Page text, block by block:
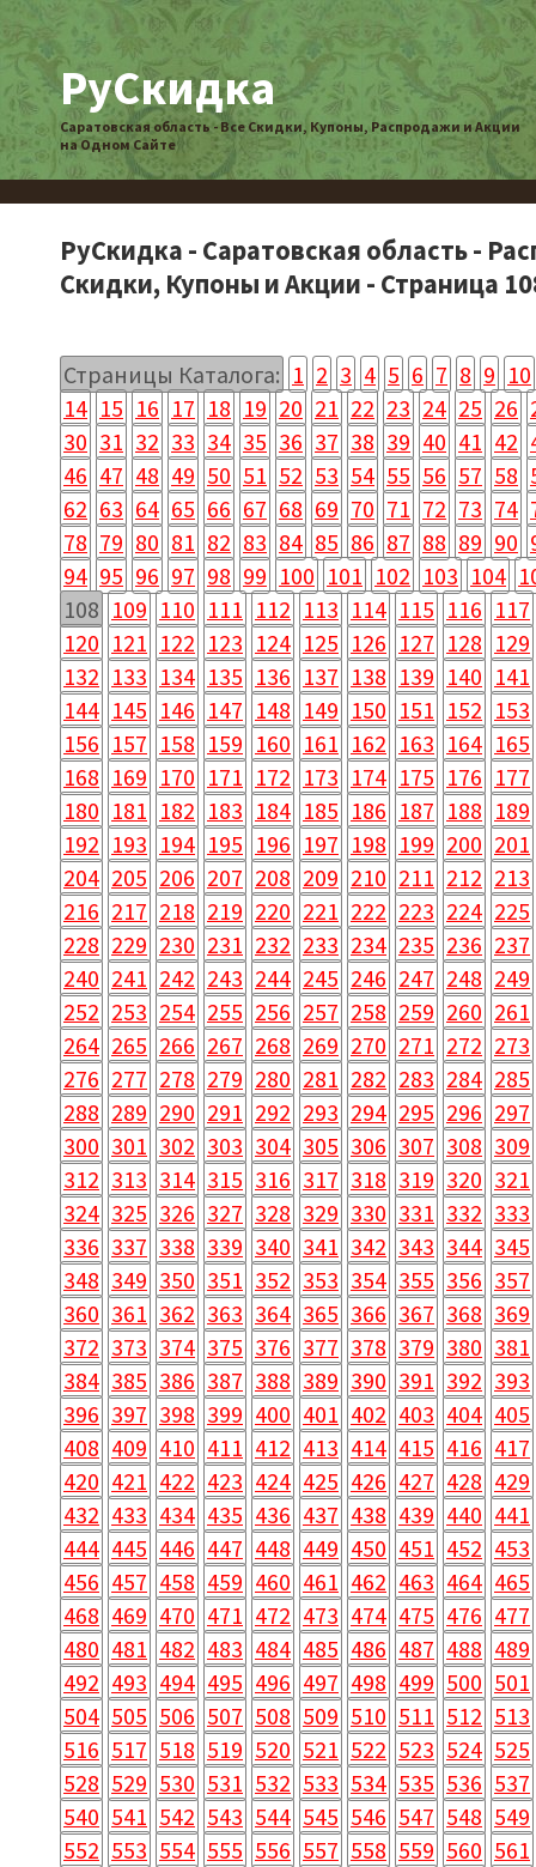
РуСкидка
Саратовская область - Все Скидки, Купоны, Распродажи и Акции
на Одном Сайте
РуСкидка - Саратовская область -
Скидки, Купоны и Акции - Страница
Страницы Каталога: 1 2 3 4 5 6 7 8 9 10
14 15 16 17 18 19 20 21 22 23 24 25 26
30 31 32 33 34 35 36 37 38 39 40 41 42
46 47 48 49 50 51 52 53 54 55 56 57 58
62 63 64 65 66 67 68 69 70 71 72 73 74
78 79 80 81 82 83 84 85 86 87 88 89 90
94 95 96 97 98 99 100 101 102 103 104
108 109 110 111 112 113 114 115 116 117
120 121 122 123 124 125 126 127 128 129
132 133 134 135 136 137 138 139 140 141
144 145 146 147 148 149 150 151 152 153
156 157 158 159 160 161 162 163 164 165
168 169 170 171 172 173 174 175 176 177
180 181 182 183 184 185 186 187 188 189
192 193 194 195 196 197 198 199 200 201
204 205 206 207 208 209 210 211 212 213
216 217 218 219 220 221 222 223 224 225
228 229 230 231 232 233 234 235 236 237
240 241 242 243 244 245 246 247 248 249
252 253 254 255 256 257 258 259 260 261
264 265 266 267 268 269 270 271 272 273
276 277 278 279 280 281 282 283 284 285
288 289 290 291 292 293 294 295 296 297
300 301 302 303 304 305 306 307 308 309
312 313 314 315 316 317 318 319 320 321
324 325 326 327 328 329 330 331 332 333
336 337 338 339 340 341 342 343 344 345
348 349 350 351 352 353 354 355 356 357
360 361 362 363 364 365 366 367 368 369
372 373 374 375 376 377 378 379 380 381
384 385 386 387 388 389 390 391 392 393
396 397 398 399 400 401 402 403 404 405
408 409 410 411 412 413 414 415 416 417
420 421 422 423 424 425 426 427 428 429
432 433 434 435 436 437 438 439 440 441
444 445 446 447 448 449 450 451 452 453
456 457 458 459 460 461 462 463 464 465
468 469 470 471 472 473 474 475 476 477
480 481 482 483 484 485 486 487 488 489
492 493 494 495 496 497 498 499 500 501
504 505 506 507 508 509 510 511 512 513
516 517 518 519 520 521 522 523 524 525
528 529 530 531 532 533 534 535 536 537
540 541 542 543 544 545 546 547 548 549
552 553 554 555 556 557 558 559 560 561